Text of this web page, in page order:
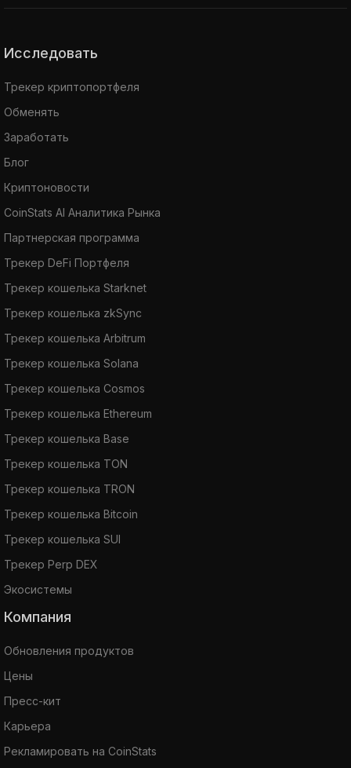
Исследовать
Трекер криптопортфеля
Обменять
Заработать
Блог
Криптоновости
CoinStats AI Аналитика Рынка
Партнерская программа
Трекер DeFi Портфеля
Трекер кошелька Starknet
Трекер кошелька zkSync
Трекер кошелька Arbitrum
Трекер кошелька Solana
Трекер кошелька Cosmos
Трекер кошелька Ethereum
Трекер кошелька Base
Трекер кошелька TON
Трекер кошелька TRON
Трекер кошелька Bitcoin
Трекер кошелька SUI
Трекер Perp DEX
Экосистемы
Компания
Обновления продуктов
Цены
Пресс-кит
Карьера
Рекламировать на CoinStats